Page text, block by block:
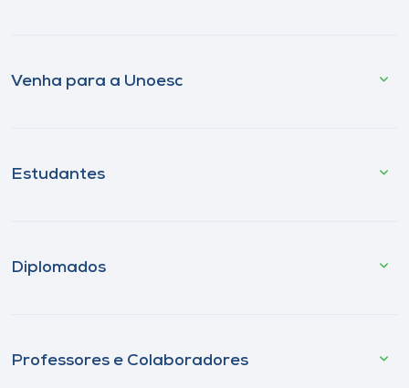
Venha para a Unoesc
Estudantes
Diplomados
Professores e Colaboradores